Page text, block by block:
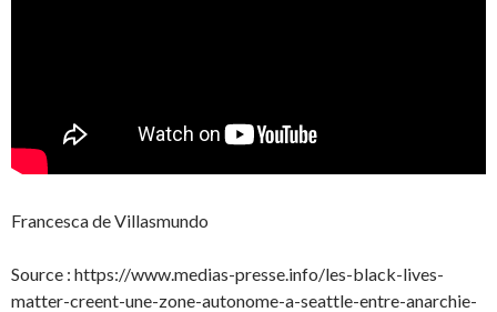
Francesca de Villasmundo
Source : https://www.medias-presse.info/les-black-lives-
matter-creent-une-zone-autonome-a-seattle-entre-anarchie-